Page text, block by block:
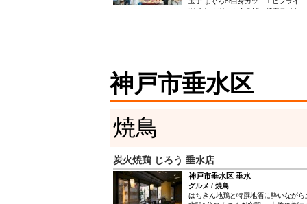
ツ トンカツ からあげ 焼肉スペシャ
￥３００ メニューに書いている以外
ブル・法事なのでの仕出しも承って
合わせた商品を作らせていただきま
るよう日々頑張りますのでこれから
たします。
神戸市垂水区
焼鳥
炭火焼鶏 じろう 垂水店
神戸市垂水区 垂水
グルメ / 焼鳥
はちきん地鶏と特撰地酒に酔いなが